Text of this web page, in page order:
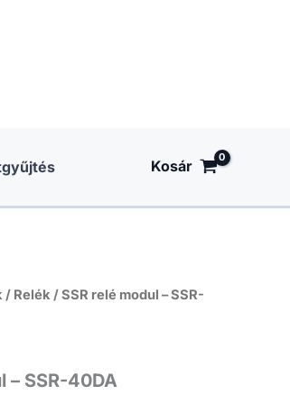
Kosár
/ Relék / SSR relé modul – SSR-
– SSR-40DA